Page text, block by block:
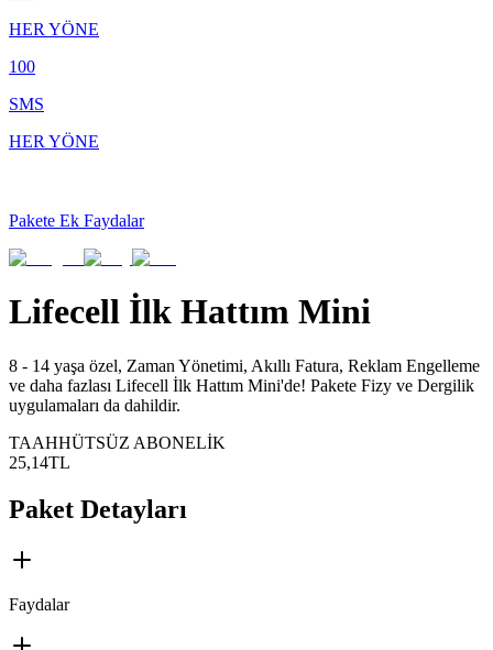
HER YÖNE
100
SMS
HER YÖNE
Pakete Ek Faydalar
Lifecell İlk Hattım Mini
​8 - 14 yaşa özel, Zaman Yönetimi, Akıllı Fatura, Reklam Engelleme
ve daha fazlası Lifecell İlk Hattım Mini'de! Pakete Fizy ve Dergilik
uygulamaları da dahildir.
TAAHHÜTSÜZ ABONELİK
25,14TL
Paket Detayları
Faydalar